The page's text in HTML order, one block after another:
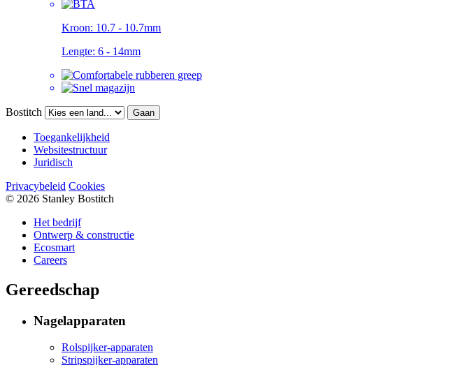
Kroon: 10.7 - 10.7mm
Lengte: 6 - 14mm
Bostitch Gaan
Toegankelijkheid
Websitestructuur
Juridisch
Privacybeleid Cookies
© 2026 Stanley Bostitch
Het bedrijf
Ontwerp & constructie
Ecosmart
Careers
Gereedschap
Nagelapparaten
Rolspijker-apparaten
Stripspijker-apparaten